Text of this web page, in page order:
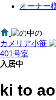
オーナー
カメリア小笹
401号室
入居中
ki to ao